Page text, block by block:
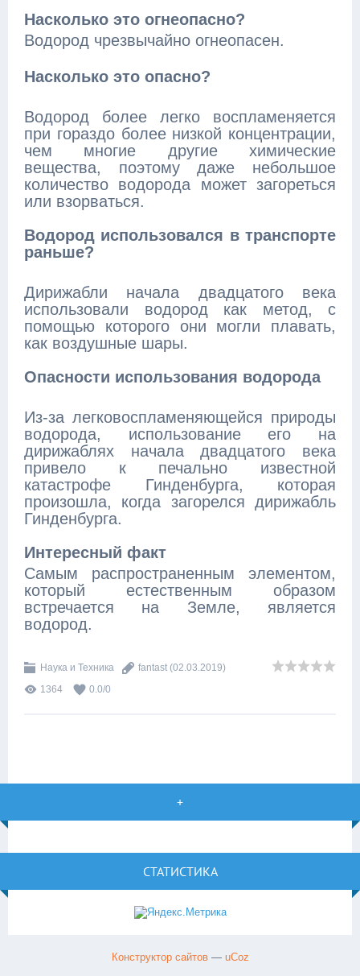
Насколько это огнеопасно?
Водород чрезвычайно огнеопасен.
Насколько это опасно?
Водород более легко воспламеняется
при гораздо более низкой концентрации,
чем многие другие химические
вещества, поэтому даже небольшое
количество водорода может загореться
или взорваться.
Водород использовался в транспорте
раньше?
Дирижабли начала двадцатого века
использовали водород как метод, с
помощью которого они могли плавать,
как воздушные шары.
Опасности использования водорода
Из-за легковоспламеняющейся природы
водорода, использование его на
дирижаблях начала двадцатого века
привело к печально известной
катастрофе Гинденбурга, которая
произошла, когда загорелся дирижабль
Гинденбурга.
Интересный факт
Самым распространенным элементом,
который естественным образом
встречается на Земле, является
водород.
Наука и Техника fantast (02.03.2019)
1364
0.0/0
+
СТАТИСТИКА
Конструктор сайтов— uCoz